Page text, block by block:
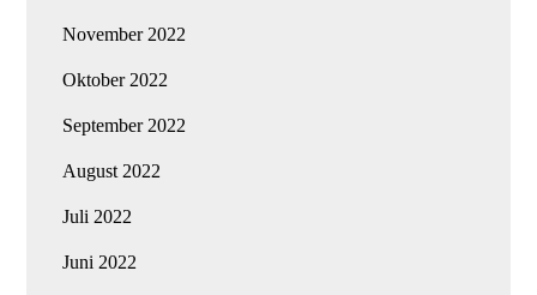
November 2022
Oktober 2022
September 2022
August 2022
Juli 2022
Juni 2022